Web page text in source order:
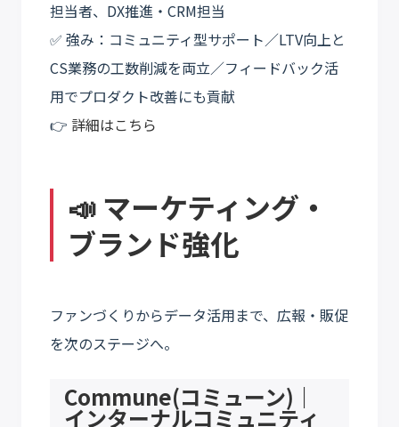
担当者、DX推進・CRM担当
✅ 強み：コミュニティ型サポート／LTV向上と
CS業務の工数削減を両立／フィードバック活
用でプロダクト改善にも貢献
👉 詳細はこちら
📣 マーケティング・
ブランド強化
ファンづくりからデータ活用まで、広報・販促
を次のステージへ。
Commune(コミューン)｜
インターナルコミュニティ